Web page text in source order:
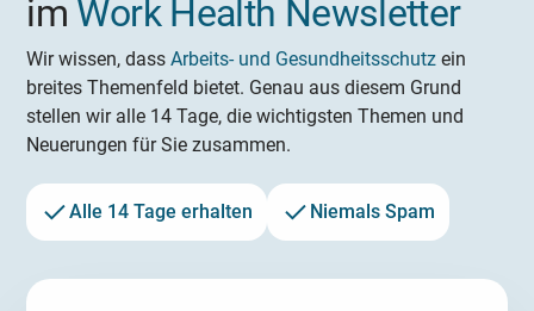
im Work Health Newsletter
Wir wissen, dassArbeits- und Gesundheitsschutz ein
breites Themenfeld bietet. Genau aus diesem Grund
stellen wir alle 14 Tage, die wichtigsten Themen und
Neuerungen für Sie zusammen.
Alle 14 Tage erhalten Niemals Spam